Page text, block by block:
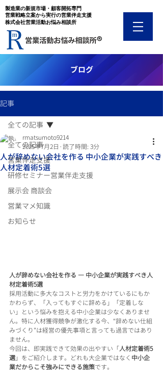
​製造業の新規市場・顧客開拓専門
​営業戦略立案から実行の営業伴走支援
​株式会社営業活動お悩み相談所
​ブログ
記事
全ての記事
営業伴走支援
研修セミナー営業伴走支援
展示会 商談会
営業マメ知識
お知らせ
全ての記事
人が辞めない会社を作る 中小企業が実践すべき
人材定着術5選
rmatsumoto9214
2025年7月2日 読了時間: 3分
人が辞めない会社を作る ― 中小企業が実践すべき人
材定着術5選
採用活動に多大なコストと労力をかけているにもか
かわらず、「入ってもすぐに辞める」「定着しな
い」という悩みを抱える中小企業は少なくありませ
ん。特に人材獲得競争が激化する今、“辞めない仕組
みづくり”は経営の優先事項と言っても過言ではあり
ません。
今回は、即実践できて効果の出やすい「人材定着術5
選」をご紹介します。どれも大企業ではなく 中小企
業だからこそ強みにできる施策です。